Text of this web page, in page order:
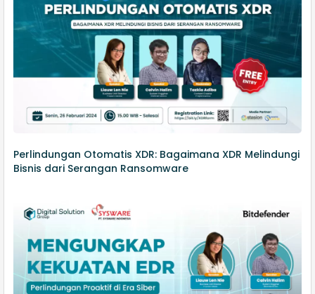
Perlindungan Otomatis XDR: Bagaimana XDR Melindungi
Bisnis dari Serangan Ransomware